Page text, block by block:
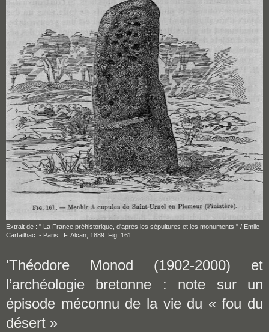
Extrait de : " La France préhistorique, d'après les sépultures et les monuments " / Emile
Cartailhac. - Paris : F. Alcan, 1889. Fig. 161
'Théodore Monod (1902-2000) et
l’archéologie bretonne : note sur un
épisode méconnu de la vie du « fou du
désert »